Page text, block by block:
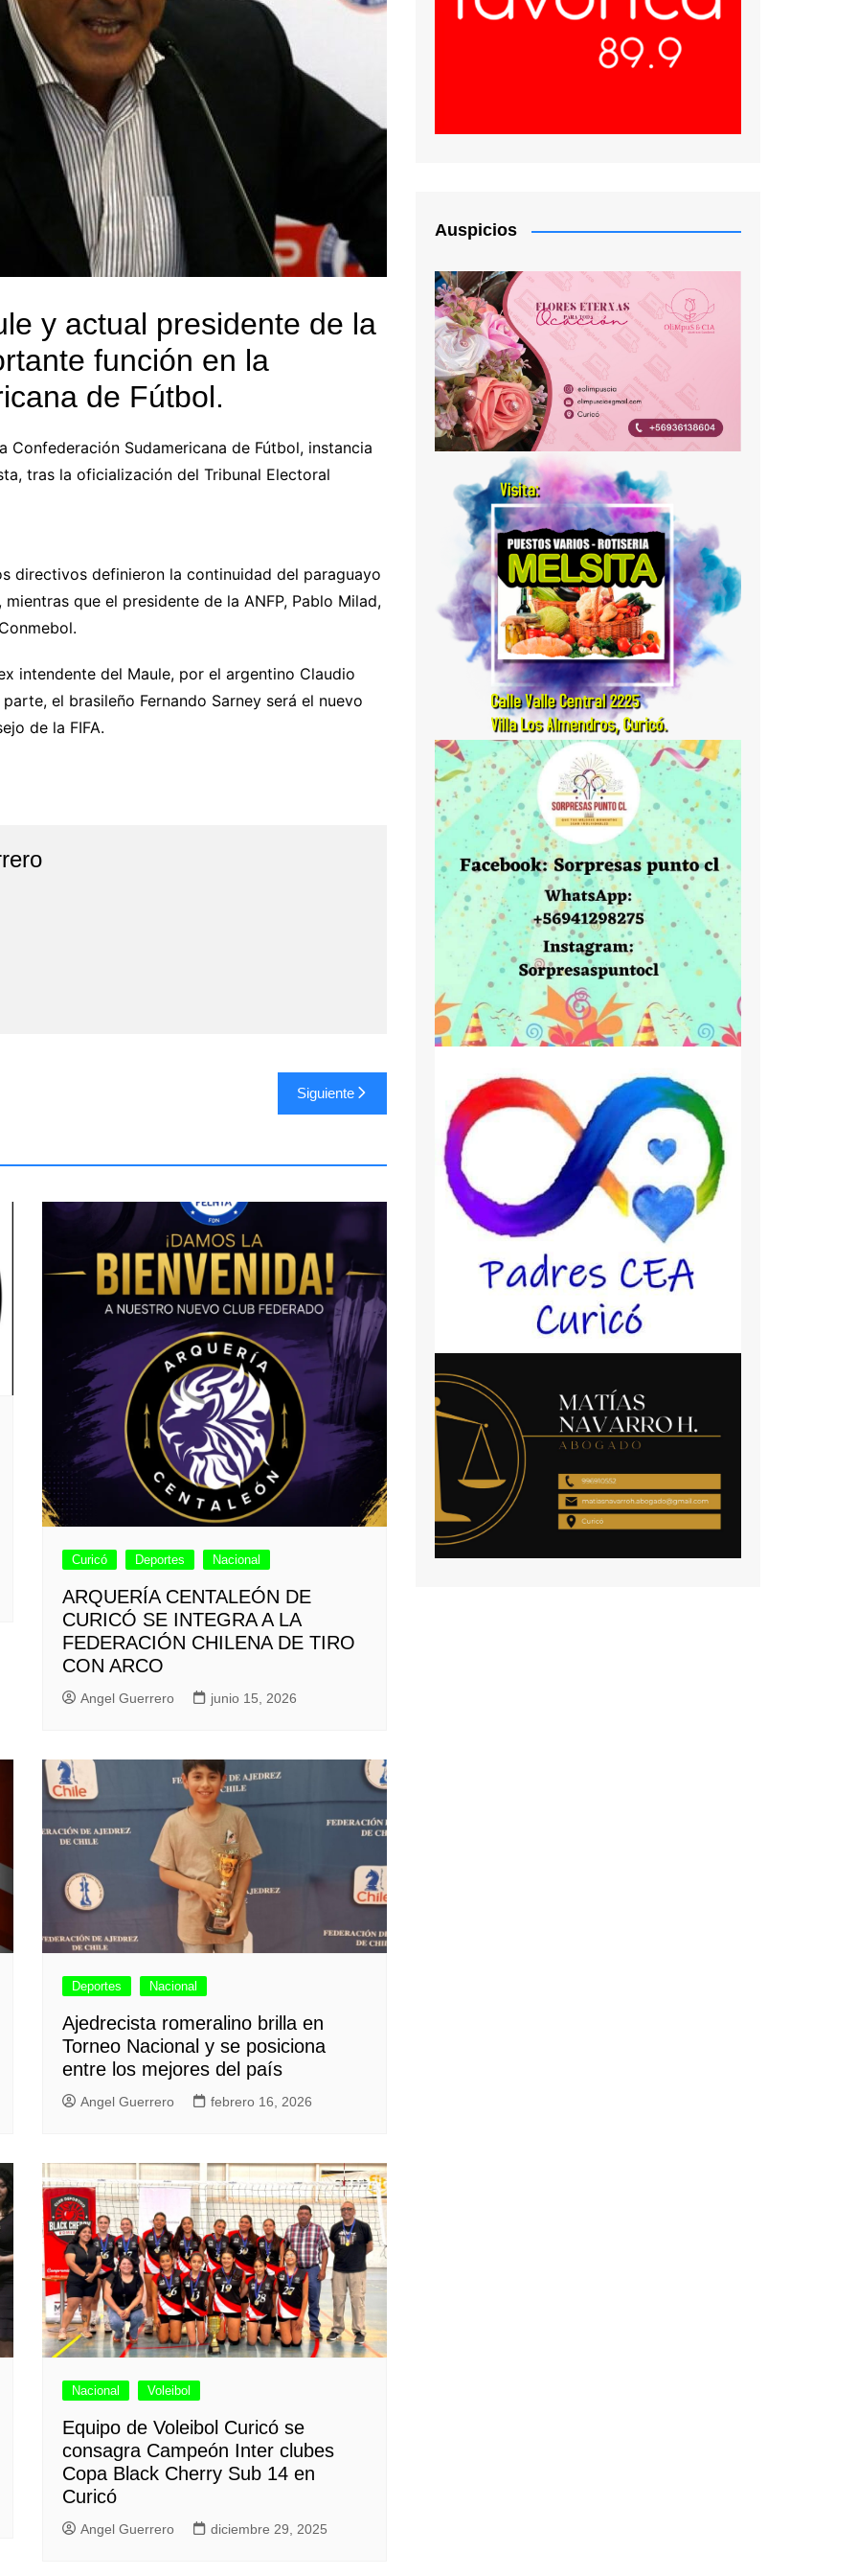
y actual presidente de la
función en la
de Fútbol.
Confederación Sudamericana de Fútbol, instancia
tras la oficialización del Tribunal Electoral
directivos definieron la continuidad del paraguayo
que el presidente de la ANFP, Pablo Milad,
intendente del Maule, por el argentino Claudio
el brasileño Fernando Sarney será el nuevo
de la FIFA.
Siguiente
Curicó Deportes Nacional
ARQUERÍA CENTALEÓN DE
CURICÓ SE INTEGRA A LA
FEDERACIÓN CHILENA DE TIRO
CON ARCO
Angel Guerrero junio 15, 2026
Deportes Nacional
Ajedrecista romeralino brilla en
Torneo Nacional y se posiciona
entre los mejores del país
Angel Guerrero febrero 16, 2026
Nacional Voleibol
Equipo de Voleibol Curicó se
consagra Campeón Inter clubes
Copa Black Cherry Sub 14 en
Curicó
Angel Guerrero diciembre 29, 2025
Auspicios